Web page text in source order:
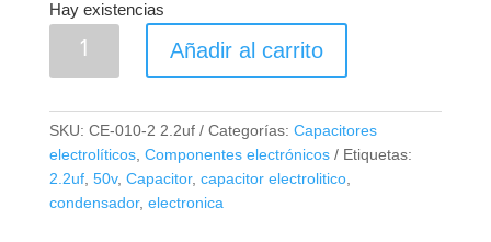
Hay existencias
Capacitor
cantidad
Añadir al carrito
SKU: CE-010-2 2.2uf Categorías: Capacitores
electrolíticos, Componentes electrónicos
Etiquetas:
2.2uf, 50v, Capacitor, capacitor electrolitico,
condensador, electronica